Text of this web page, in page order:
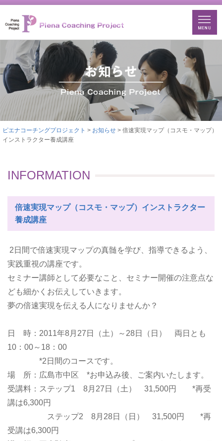
ピエナコーチングプロジェクト > お知らせ > 倍速実現マップ（コスモ・マップ）
インストラクター養成講座
INFORMATION
倍速実現マップ（コスモ・マップ）インストラクター
養成講座
2日間で倍速実現マップの真髄を学び、指導できるよう、
実践重視の講座です。
セミナー講師として必要なこと、セミナー開催の注意点な
ども細かくお伝えしていきます。
夢の倍速実現を伝える人になりませんか？
日 時：2011年8月27日（土）～28日（日） 両日とも
10：00～18：00
*2日間のコースです。
場 所：広島市中区 *お申込み後、ご案内いたします。
受講料：ステップ1 8月27日（土） 31,500円 *再受
講は6,300円
ステップ2 8月28日（日） 31,500円 *再
受講は6,300円